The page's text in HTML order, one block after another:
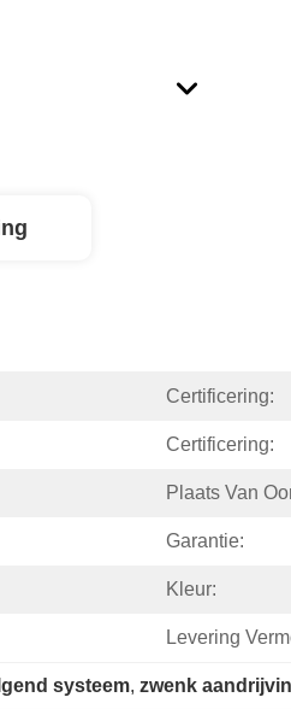
Certificering:
Certificering:
Plaats Van
Garantie:
Kleur:
Levering
systeem, zwenk